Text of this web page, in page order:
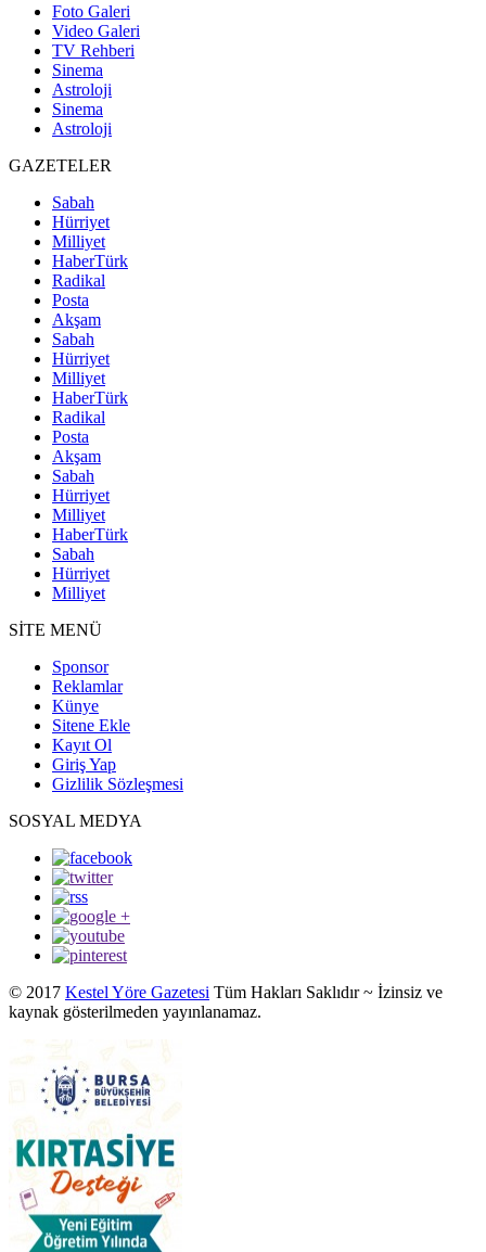
Foto Galeri
Video Galeri
TV Rehberi
Sinema
Astroloji
Sinema
Astroloji
GAZETELER
Sabah
Hürriyet
Milliyet
HaberTürk
Radikal
Posta
Akşam
Sabah
Hürriyet
Milliyet
HaberTürk
Radikal
Posta
Akşam
Sabah
Hürriyet
Milliyet
HaberTürk
Sabah
Hürriyet
Milliyet
SİTE MENÜ
Sponsor
Reklamlar
Künye
Sitene Ekle
Kayıt Ol
Giriş Yap
Gizlilik Sözleşmesi
SOSYAL MEDYA
© 2017 Kestel Yöre Gazetesi Tüm Hakları Saklıdır ~ İzinsiz ve
kaynak gösterilmeden yayınlanamaz.